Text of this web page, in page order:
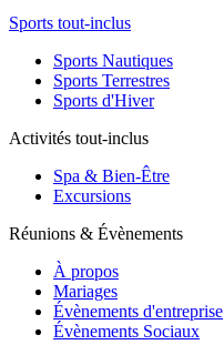
Sports tout-inclus
Sports Nautiques
Sports Terrestres
Sports d'Hiver
Activités tout-inclus
Spa & Bien-Être
Excursions
Réunions & Évènements
À propos
Mariages
Évènements d'entreprise
Évènements Sociaux